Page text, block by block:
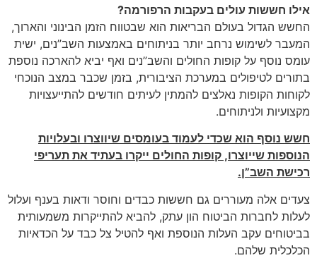
אילו חששות עולים בעקבות הרפורמה?
החשש הגדול בעולם הבריאות הוא שבטווח הזמן הבינוני והארוך,
המעבר לשימוש נרחב יותר בניתוחים באמצעות השב”נים, ישית
עומס נוסף על קופות החולים והשב”נים ואף יביא להארכה נוספת
בתורים לטיפולים במערכת הציבורית, בזמן שכבר במצב הנוכחי
לקוחות הקופות נאלצים להמתין לעיתים חודשים להתייעצויות
מקצועיות ולניתוחים.
חשש נוסף הוא שכדי לעמוד בעומסים שיווצרו ובעלויות
הנוספות שייוצרו, קופות החולים ייקרו בעתיד את תעריפי
רכישת השב”ן.
צעדים אלה מעוררים גם חששות כבדים וחוסר ודאות בענף ועלול
לעלות לחברות הביטוח הון עתק, להביא להתייקרות משמעותית
בביטוחים עקב העלות הנוספת ואף להטיל צל כבד על הכדאיות
הכלכלית שלהם.